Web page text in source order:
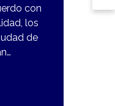
con
los
de